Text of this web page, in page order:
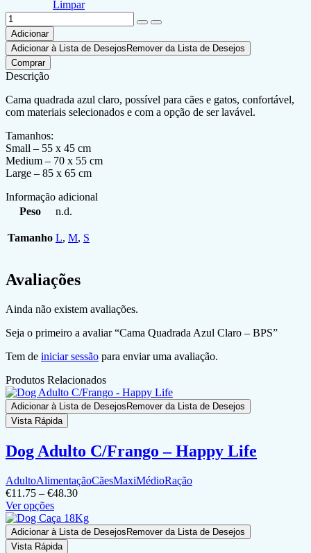
Limpar
Adicionar
Adicionar à Lista de DesejosRemover da Lista de Desejos
Comprar
Descrição
Cama quadrada azul claro, possível para cães e gatos, confortável,
com materiais selecionados e com a opção de ser lavável.
Tamanhos:
Small – 55 x 45 cm
Medium – 70 x 55 cm
Large – 85 x 65 cm
Informação adicional
Peso
n.d.
Tamanho L, M, S
Avaliações
Ainda não existem avaliações.
Seja o primeiro a avaliar “Cama Quadrada Azul Claro – BPS”
Tem de iniciar sessão para enviar uma avaliação.
Produtos Relacionados
Adicionar à Lista de Desejos Remover da Lista de Desejos
Vista Rápida
Dog Adulto C/Frango – Happy Life
AdultoAlimentaçãoCãesMaxiMédioRação
€11.75 – €48.30
Ver opções
Adicionar à Lista de Desejos Remover da Lista de Desejos
Vista Rápida